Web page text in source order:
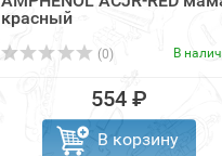
красный
(0) В
554 ₽
В корзину